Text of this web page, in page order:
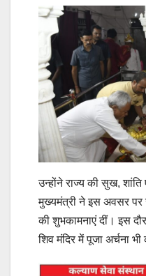
उन्होंने राज्य की सुख, शांति
मुख्यमंत्री ने इस अवसर पर
की शुभकामनाएं दीं। इस
शिव मंदिर में पूजा अर्चना भी